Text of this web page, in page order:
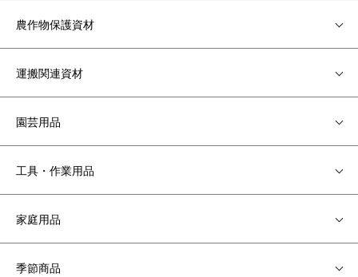
農作物保護資材
運搬関連資材
園芸用品
工具・作業用品
家庭用品
季節商品